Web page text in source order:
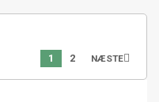
1 2 NÆSTE